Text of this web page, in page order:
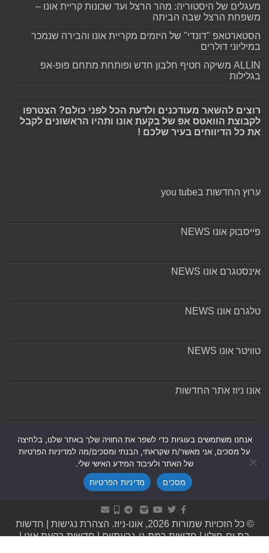
מעגלים של היסטוריה: מהר הרצל ועד שכונות קריית אונו –
משפחת הרצל שבה הביתה
הסטארטאפ "דונדי" של היזמים מקריית אונו והבירה שנמכר
במיליוני דולרים
ALLIN משיקה חטיף חלבון חדש ופותחת מתחם פופ-אפ
בגלילות
רוצים להשאר מעודכנים ולדעת הכל לפני כולם? הצטרפו
לקבוצת הוואטס אפ של בקעת אונו ותהיו הראשונים לקבל
את כל הדיווחים בעיר שלכם !
ערוץ החדשות בyou tube
פייסבוק אונו NEWS
אינסטגרם אונו NEWS
טלגרם אונו NEWS
טוויטר אונו NEWS
אונו ניוז אתר החדשות
© כל הזכויות שמורות 2026, אונו-ניוז. הצהרת נגישות
חדשות
בת ים-חולון|חדשות רמת גן-גבעתיים|חדשות בקעת אונו|
אנחנו משתמשים בעוגיות כדי לשפר את החוויה שלך באתר שלנו, בלחיצה
על מסכים, אני מאשר/ת שקראתי, הבנתי ומסכים/מה למדיניות הפרטיות
של האתר ולעיבוד המידע האישי שלי.
מסכים
מדיניות הפרטיות